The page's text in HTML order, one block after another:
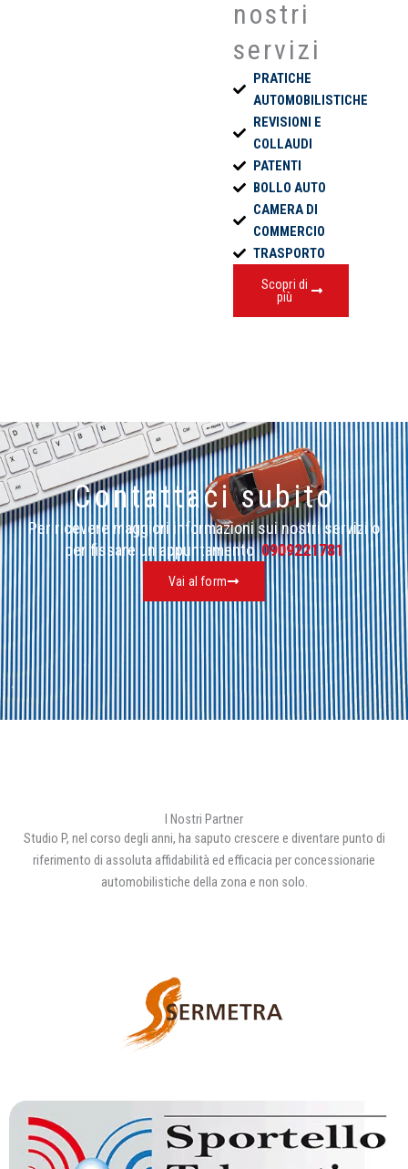
nostri
servizi
PRATICHE
AUTOMOBILISTICHE
REVISIONI E
COLLAUDI
PATENTI
BOLLO AUTO
CAMERA DI
COMMERCIO
TRASPORTO
Scopri di
più
Contattaci subito
Per ricevere maggiori informazioni sui nostri servizi o
per fissare un appuntamento0909221781
Vai al form
I Nostri Partner
Studio P, nel corso degli anni, ha saputo crescere e diventare punto di
riferimento di assoluta affidabilità ed efficacia per concessionarie
automobilistiche della zona e non solo.